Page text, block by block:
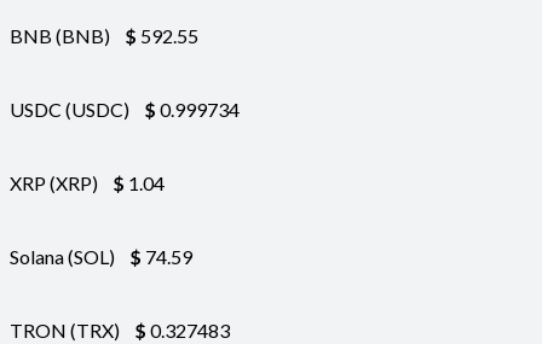
BNB (BNB) $ 592.55
USDC (USDC) $ 0.999734
XRP (XRP) $ 1.04
Solana (SOL) $ 74.59
TRON (TRX) $ 0.327483